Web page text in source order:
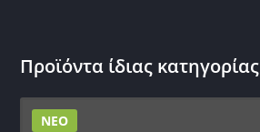
Προϊόντα ίδιας κατηγορίας
ΝΕΟ